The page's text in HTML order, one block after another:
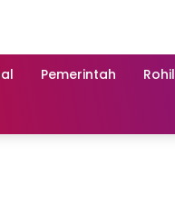
Pemerintah Rohil